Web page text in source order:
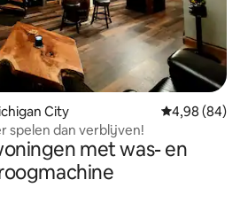
City Gemiddelde
4,98 (84)
spelen dan verblijven!
met was- en